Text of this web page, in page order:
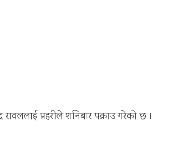
प्रहरीले शनिबार पक्राउ गरेको छ ।